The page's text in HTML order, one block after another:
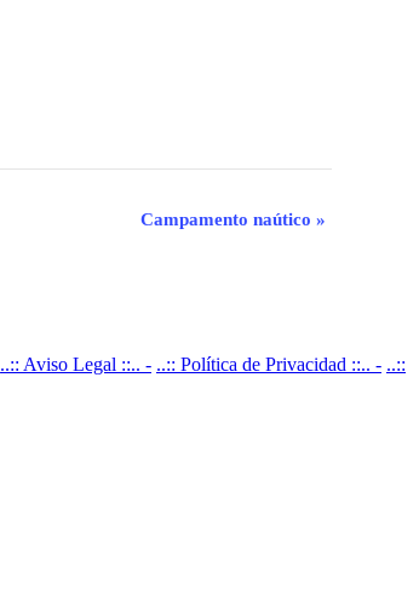
Campamento naútico »
..:: Aviso Legal ::.. - ..:: Política de Privacidad ::.. - ..::